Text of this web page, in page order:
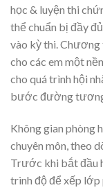
học & luyện thi
thể chuẩn bị đầy
vào kỳ thi. Chương
cho các em một
cho quá trình hội
bước đường
Không gian phòng
chuyên môn, theo
Trước khi bắt đầu
trình độ để xếp lớp